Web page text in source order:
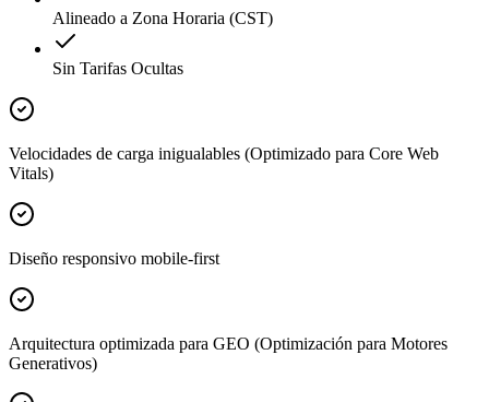
Alineado a Zona Horaria (CST)
Sin Tarifas Ocultas
Velocidades de carga inigualables (Optimizado para Core Web
Vitals)
Diseño responsivo mobile-first
Arquitectura optimizada para GEO (Optimización para Motores
Generativos)